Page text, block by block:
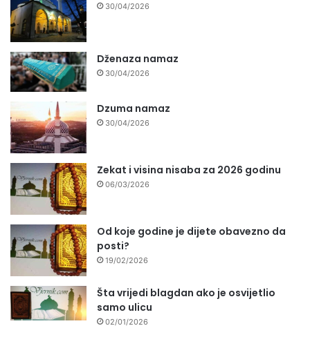
30/04/2026
Dženaza namaz
30/04/2026
Dzuma namaz
30/04/2026
Zekat i visina nisaba za 2026 godinu
06/03/2026
Od koje godine je dijete obavezno da
posti?
19/02/2026
Šta vrijedi blagdan ako je osvijetlio
samo ulicu
02/01/2026